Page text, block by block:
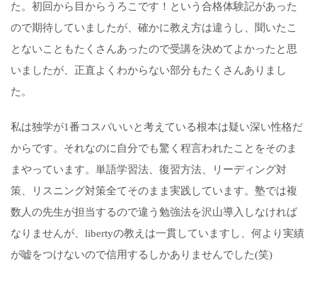
た。初回から目からうろこです！という合格体験記があった
ので期待していましたが、確かに教え方は違うし、聞いたこ
とないこともたくさんあったので受講を決めてよかったと思
いましたが、正直よくわからない部分もたくさんありまし
た。
私は独学が1番コスパいいと考えている根本は疑い深い性格だ
からです。それなのに自分でも驚く程言われたことをそのま
まやっています。単語学習法、復習方法、リーディング対
策、リスニング対策全てそのまま実践しています。塾では複
数人の先生が担当するので違う勉強法を沢山導入しなければ
なりませんが、libertyの教えは一貫していますし、何より実績
が嘘をつけないので信用するしかありませんでした(笑)